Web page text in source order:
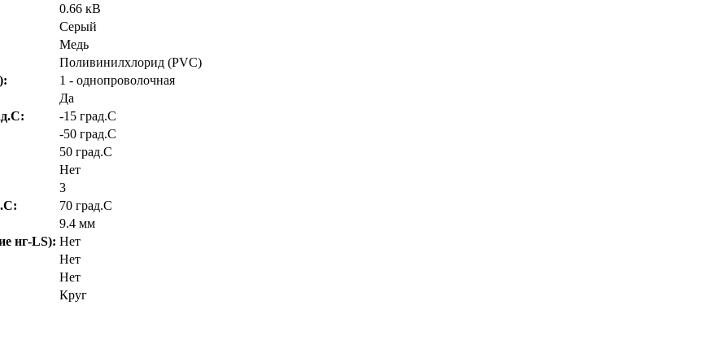
0.66 кВ
Серый
Медь
Поливинилхлорид (PVC)
1 - однопроволочная
Да
-15 град.C
-50 град.C
50 град.C
Нет
3
70 град.C
9.4 мм
нг-LS): Нет
Нет
Нет
Круг